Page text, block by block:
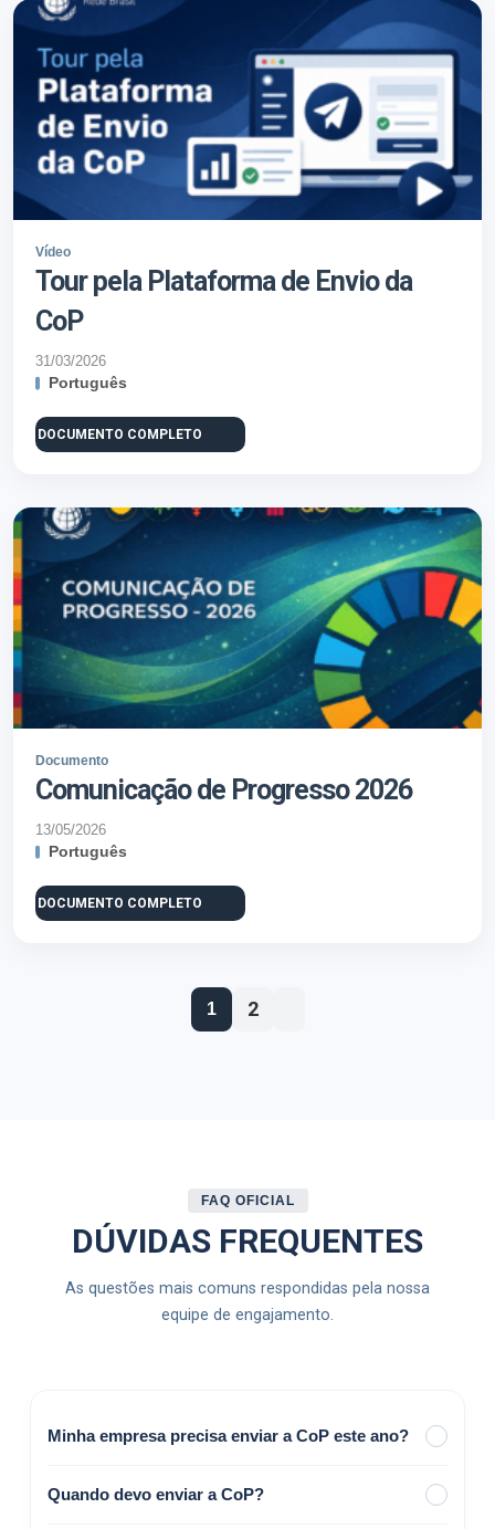
Vídeo
Tour pela Plataforma de Envio da
CoP
31/03/2026
Português
DOCUMENTO COMPLETO
Documento
Comunicação de Progresso 2026
13/05/2026
Português
DOCUMENTO COMPLETO
1 2
FAQ OFICIAL
DÚVIDAS FREQUENTES
As questões mais comuns respondidas pela nossa
equipe de engajamento.
Minha empresa precisa enviar a CoP este ano?
Quando devo enviar a CoP?